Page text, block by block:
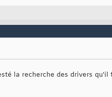
la recherche des drivers qu'il